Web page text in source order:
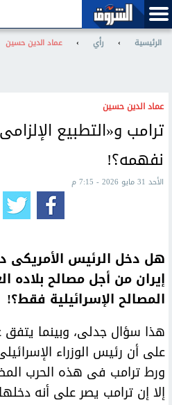
الرئيسية › رأي › عماد الدين حسين
عماد الدين حسين
ترامب و«التطبيع
نفهمه؟!
الأحد 31 مايو 2026 - 7:15 م
هل دخل الرئيس الأمريكى
إيران من أجل مصالح بلاده
المصالح الإسرائيلية فقط؟!
هذا سؤال جدلى، وبينما يتفق
على أن رئيس الوزراء
ورط ترامب فى هذه الحرب
إلا إن ترامب يصر على أنه